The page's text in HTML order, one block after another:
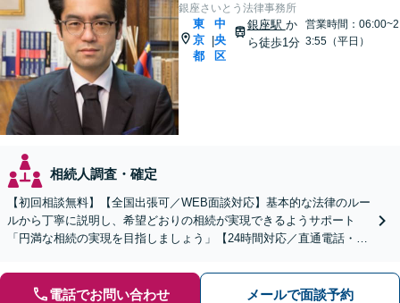
銀座さいとう法律事務所
東
京
都
|
中
央
区
銀座駅 か
ら徒歩1分
営業時間：06:00~2
3:55（平日）
相続人調査・確定
【初回相談無料】【全国出張可／WEB面談対応】基本的な法律のルー
ルから丁寧に説明し、希望どおりの相続が実現できるようサポート
「円満な相続の実現を目指しましょう」【24時間対応／直通電話・LI
電話でお問い合わせ メールで面談予約